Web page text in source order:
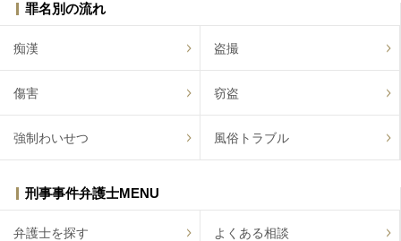
罪名別の流れ
痴漢 盗撮
傷害 窃盗
強制わいせつ 風俗トラブル
刑事事件弁護士MENU
弁護士を探す よくある相談